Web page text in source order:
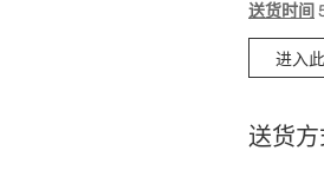
送货时间
进入
送货